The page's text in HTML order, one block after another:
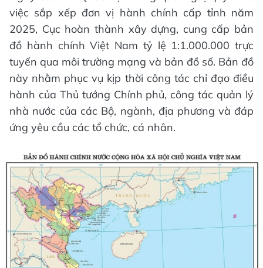
việc sắp xếp đơn vị hành chính cấp tỉnh năm
2025, Cục hoàn thành xây dựng, cung cấp bản
đồ hành chính Việt Nam tỷ lệ 1:1.000.000 trực
tuyến qua môi trường mạng và bản đồ số. Bản đồ
này nhằm phục vụ kịp thời công tác chỉ đạo điều
hành của Thủ tướng Chính phủ, công tác quản lý
nhà nước của các Bộ, ngành, địa phương và đáp
ứng yêu cầu các tổ chức, cá nhân.